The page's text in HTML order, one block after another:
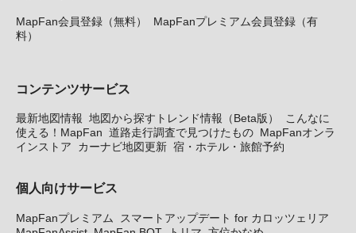
MapFan会員登録（無料）
MapFanプレミアム会員登録（有
料）
コンテンツサービス
最新地図情報 地図から探すトレンド情報（Beta版）
こんなに
使える！MapFan 道路走行調査で見つけたもの MapFanオンラ
インストア
カーナビ地図更新 宿・ホテル・旅館予約
個人向けサービス
MapFanプレミアム
スマートアップデート for カロッツェリア